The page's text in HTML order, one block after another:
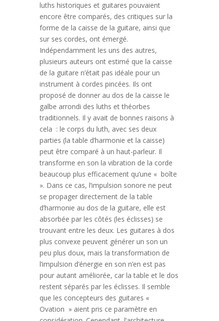
luths historiques et guitares pouvaient
encore être comparés, des critiques sur la
forme de la caisse de la guitare, ainsi que
sur ses cordes, ont émergé.
Indépendamment les uns des autres,
plusieurs auteurs ont estimé que la caisse
de la guitare n’était pas idéale pour un
instrument à cordes pincées. Ils ont
proposé de donner au dos de la caisse le
galbe arrondi des luths et théorbes
traditionnels. Il y avait de bonnes raisons à
cela : le corps du luth, avec ses deux
parties (la table d’harmonie et la caisse)
peut être comparé à un haut-parleur. Il
transforme en son la vibration de la corde
beaucoup plus efficacement qu’une « boîte
». Dans ce cas, l’impulsion sonore ne peut
se propager directement de la table
d’harmonie au dos de la guitare, elle est
absorbée par les côtés (les éclisses) se
trouvant entre les deux. Les guitares à dos
plus convexe peuvent générer un son un
peu plus doux, mais la transformation de
l’impulsion d’énergie en son n’en est pas
pour autant améliorée, car la table et le dos
restent séparés par les éclisses. Il semble
que les concepteurs des guitares «
Ovation » aient pris ce paramètre en